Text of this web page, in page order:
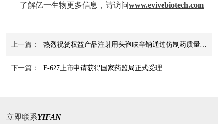
了解亿一生物更多信息，请访问www.evivebiotech.com
上一篇： 热烈祝贺权益产品注射用头孢呋辛钠通过仿制药质量和疗效一致性评价
下一篇： F-627上市申请获得国家药监局正式受理
立即联系YIFAN